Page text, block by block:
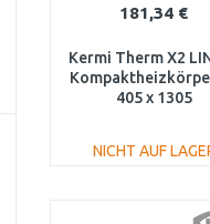
181,34 €
Kermi Therm X2
405 x 1305
NICHT AUF